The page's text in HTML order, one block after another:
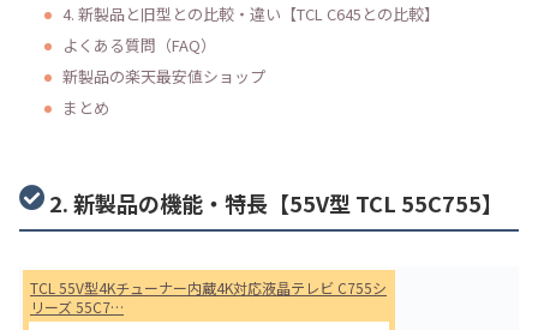
4. 新製品と旧型との比較・違い【TCL C645との比較】
よくある質問（FAQ）
新製品の楽天最安値ショップ
まとめ
2. 新製品の機能・特長【55V型 TCL 55C755】
TCL 55V型4Kチューナー内蔵4K対応液晶テレビ C755シ
リーズ 55C7…